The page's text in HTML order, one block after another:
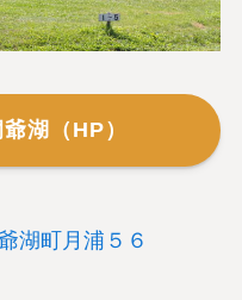
湖 （HP）
湖町月浦５６